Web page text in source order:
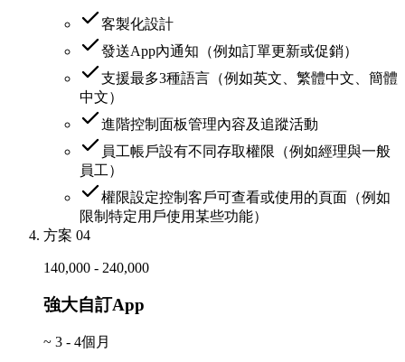
客製化設計
發送App內通知（例如訂單更新或促銷）
支援最多3種語言（例如英文、繁體中文、簡體
中文）
進階控制面板管理內容及追蹤活動
員工帳戶設有不同存取權限（例如經理與一般
員工）
權限設定控制客戶可查看或使用的頁面（例如
限制特定用戶使用某些功能）
方案 04
140,000 - 240,000
強大自訂App
~ 3 - 4個月